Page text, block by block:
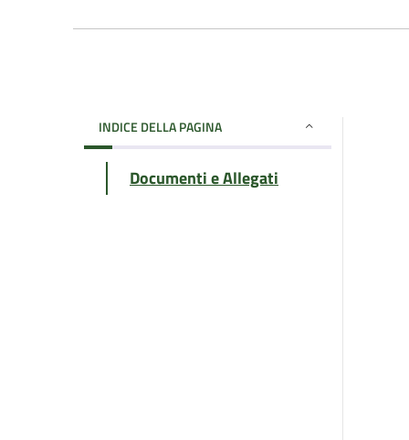
INDICE DELLA PAGINA
Documenti e Allegati